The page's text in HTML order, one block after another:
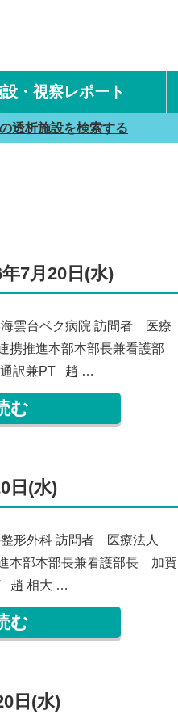
・視察レポート
行透析レポート
行透析レポート
透析施設を検索する
7月20日(水)
雲台ベク病院 訪問者 医療
推進本部本部長兼看護部
通訳兼PT 趙 …
む
日(水)
形外科 訪問者 医療法人
本部本部長兼看護部長 加賀
趙 相大 …
む
日(水)